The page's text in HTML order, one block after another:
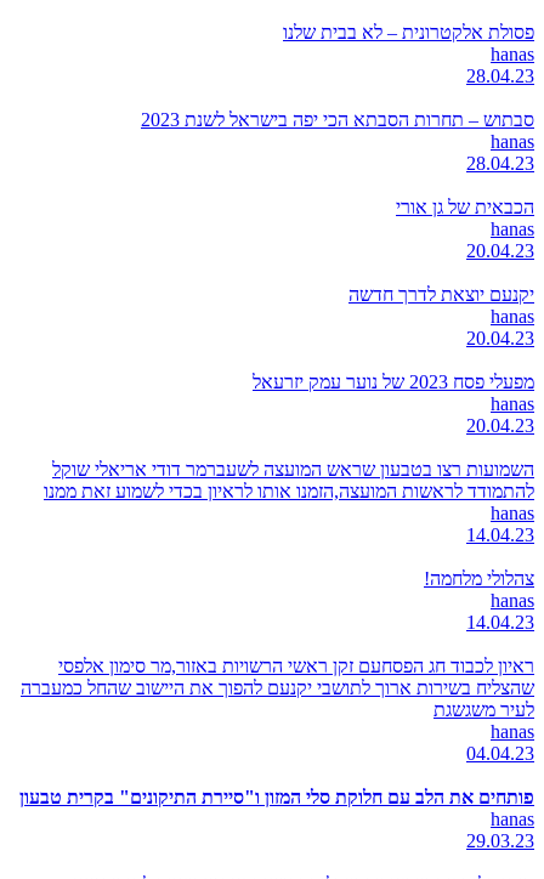
פסולת אלקטרונית – לא בבית שלנו
hanas
28.04.23
סבתוש – תחרות הסבתא הכי יפה בישראל לשנת 2023
hanas
28.04.23
הכבאית של גן אורי
hanas
20.04.23
יקנעם יוצאת לדרך חדשה
hanas
20.04.23
מפעלי פסח 2023 של נוער עמק יזרעאל
hanas
20.04.23
השמועות רצו בטבעון שראש המועצה לשעברמר דודי אריאלי שוקל
להתמודד לראשות המועצה,הזמנו אותו לראיון בכדי לשמוע זאת ממנו
hanas
14.04.23
צהלולי מלחמה!
hanas
14.04.23
ראיון לכבוד חג הפסחעם זקן ראשי הרשויות באזור,מר סימון אלפסי
שהצליח בשירות ארוך לתושבי יקנעם להפוך את היישוב שהחל כמעברה
לעיר משגשגת
hanas
04.04.23
פותחים את הלב עם חלוקת סלי המזון ו"סיירת התיקונים" בקרית טבעון
hanas
29.03.23